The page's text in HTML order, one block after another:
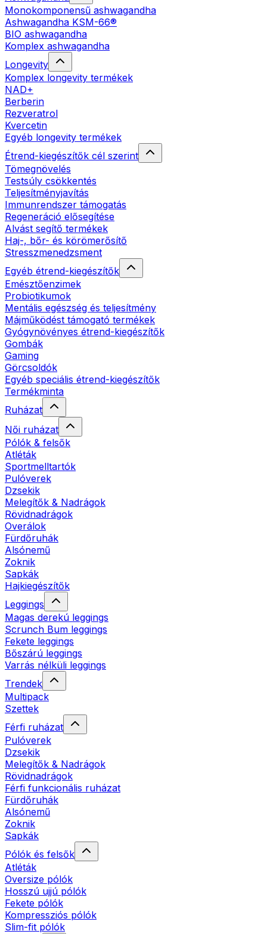
Monokomponensű ashwagandha
Ashwagandha KSM-66®
BIO ashwagandha
Komplex ashwagandha
Longevity
Komplex longevity termékek
NAD+
Berberin
Rezveratrol
Kvercetin
Egyéb longevity termékek
Étrend-kiegészítők cél szerint
Tömegnövelés
Testsúly csökkentés
Teljesítményjavítás
Immunrendszer támogatás
Regeneráció elősegítése
Alvást segítő termékek
Haj-, bőr- és körömerősítő
Stresszmenedzsment
Egyéb étrend-kiegészítők
Emésztőenzimek
Probiotikumok
Mentális egészség és teljesítmény
Májműködést támogató termékek
Gyógynövényes étrend-kiegészítők
Gombák
Gaming
Görcsoldók
Egyéb speciális étrend-kiegészítők
Termékminta
Ruházat
Női ruházat
Pólók & felsők
Atléták
Sportmelltartók
Pulóverek
Dzsekik
Melegítők & Nadrágok
Rövidnadrágok
Overálok
Fürdőruhák
Alsónemű
Zoknik
Sapkák
Hajkiegészítők
Leggings
Magas derekú leggings
Scrunch Bum leggings
Fekete leggings
Bőszárú leggings
Varrás nélküli leggings
Trendek
Multipack
Szettek
Férfi ruházat
Pulóverek
Dzsekik
Melegítők & Nadrágok
Rövidnadrágok
Férfi funkcionális ruházat
Fürdőruhák
Alsónemű
Zoknik
Sapkák
Pólók és felsők
Atléták
Oversize pólók
Hosszú ujjú pólók
Fekete pólók
Kompressziós pólók
Slim-fit pólók